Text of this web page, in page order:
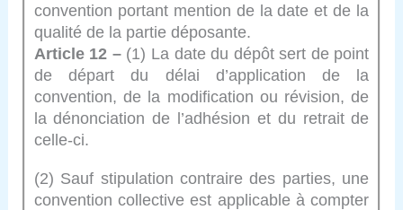
convention portant mention de la date et de la
qualité de la partie déposante.
Article 12 – (1) La date du dépôt sert de point
de départ du délai d’application de la
convention, de la modification ou révision, de
la dénonciation de l’adhésion et du retrait de
celle-ci.
(2) Sauf stipulation contraire des parties, une
convention collective est applicable à compter